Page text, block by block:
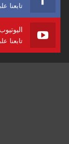
تابعنا
اليوتيوب
تابعنا